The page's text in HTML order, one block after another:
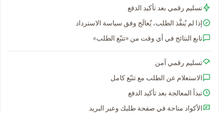
تسليم رقمي بعد تأكيد الدفع
إذا لم يُنفَّذ الطلب، يُعالَج وفق سياسة الاسترداد
تابع النتائج في أي وقت من «تتبّع الطلب»
تسليم رقمي آمن
الاستعلام عن الطلب مع تتبّع كامل
تبدأ المعالجة بعد تأكيد الدفع
الأكواد متاحة في صفحة طلبك وعبر البريد